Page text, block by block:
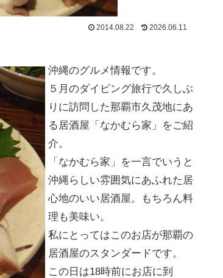
2014.08.22 2026.06.11
沖縄のグルメ情報です。
５月のダイビング旅行で久しぶ
りに訪問した那覇市久茂地にあ
る居酒屋「なかむら家」をご紹
介。
「なかむら家」を一言でいうと
沖縄らしい雰囲気にあふれた居
心地のいい居酒屋。もちろん料
理も美味い。
私にとってはこのお店が那覇の
居酒屋のスタンダードです。
この日は18時前にお店に到